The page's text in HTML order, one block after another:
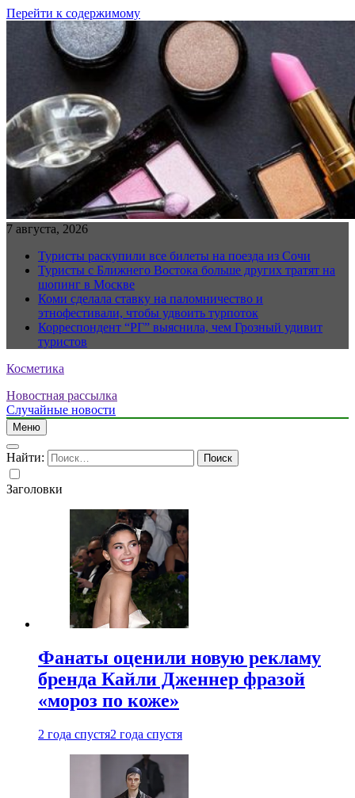
Перейти к содержимому
7 августа, 2026
Туристы раскупили все билеты на поезда из Сочи
Туристы с Ближнего Востока больше других тратят на
шопинг в Москве
Коми сделала ставку на паломничество и
этнофестивали, чтобы удвоить турпоток
Корреспондент “РГ” выяснила, чем Грозный удивит
туристов
Косметика
Новостная рассылка
Случайные новости
Меню
Найти:
Заголовки
Фанаты оценили новую рекламу
бренда Кайли Дженнер фразой
«мороз по коже»
2 года спустя2 года спустя